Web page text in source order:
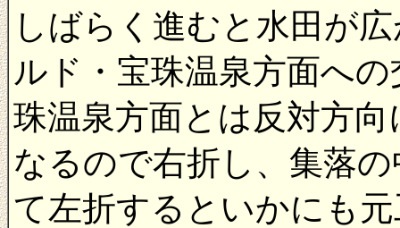
しばらく進むと水田が
ルド・宝珠温泉方面へ
珠温泉方面とは反対方
なるので右折し、集落
て左折するといかにも